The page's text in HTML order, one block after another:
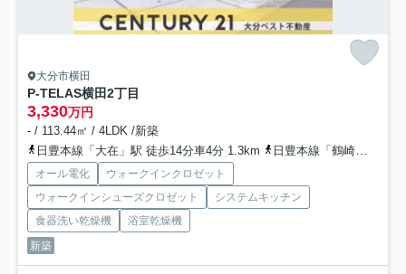
大分市横田
P-TELAS横田2丁目
3,330万円
- / 113.44㎡ / 4LDK /新築
日豊本線「大在」駅 徒歩14分車4分 1.3km
日豊本線「鶴崎」駅 徒歩55分車15分 5.7km
オール電化
ウォークインクロゼット
ウォークインシューズクロゼット
システムキッチン
食器洗い乾燥機
浴室乾燥機
新築